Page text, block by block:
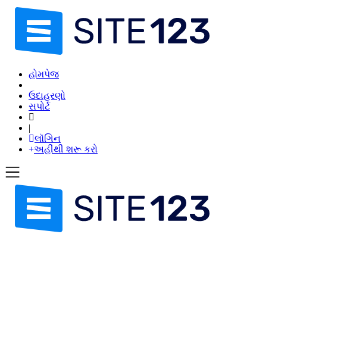
હોમપેજ
ઉદાહરણો
સપોર્ટ
|
લૉગિન
અહીંથી શરૂ કરો